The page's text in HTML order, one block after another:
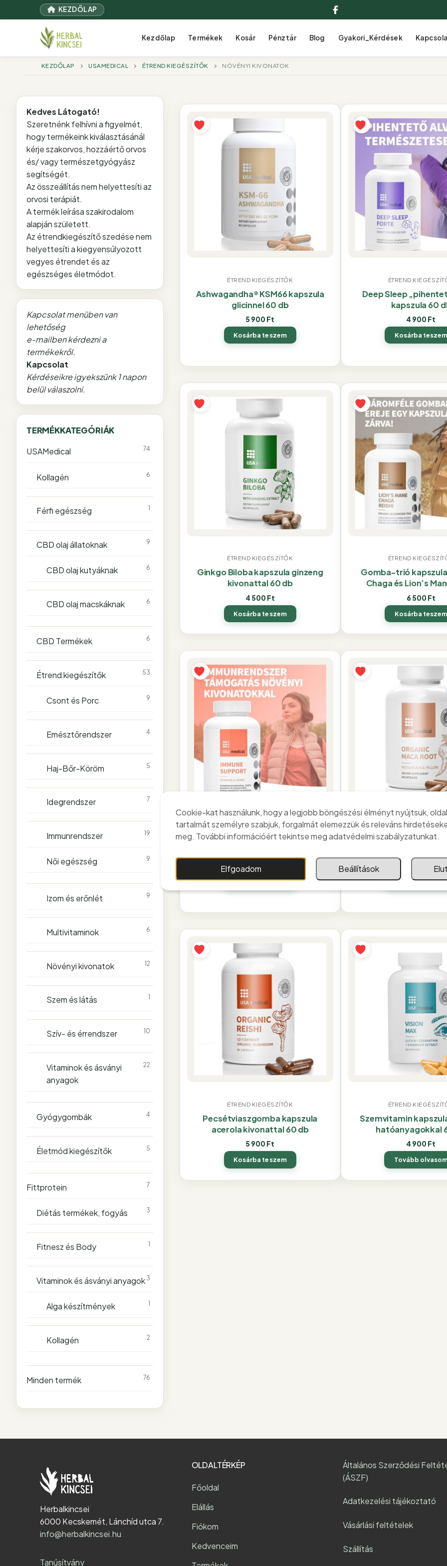
a
KEZDŐLAP
Facebook
Kezdőlap Termékek Kosár Pénztár Blog Gyakori_Kérdések
KEZDŐLAP USAMEDICAL ÉTREND KIEGÉSZÍTŐK NÖVÉNYI KIVONATOK
ÉTREND KIEGÉSZÍTŐK
Ashwagandha® KSM66 kapszula
glicinnel 60 db
5 900 Ft
Kosárba teszem
ÉTREND
Deep Sleep
kapszula 60
4 900 Ft
Kosárba teszem
ÉTREND KIEGÉSZÍTŐK
Ginkgo Biloba kapszula ginzeng
kivonattal 60 db
4 500 Ft
Kosárba teszem
ÉTREND
Gomba-trió kapszula
Chaga és Lion’s
6 500 Ft
Kosárba teszem
ÉTREND KIEGÉSZÍTŐK
Immunerősítés gyógynövény
5 900
Kosárba teszem
ÉTREND
Organikus maca
Ft
Kosárba
ÉTREND KIEGÉSZÍTŐK
Pecsétviaszgomba kapszula
acerola kivonattal 60 db
5 900 Ft
Kosárba teszem
ÉTREND
Szemvitamin
hatóanyagokkal
4 900 Ft
Tovább
Kedves Látogató!
Szeretnénk felhívni a figyelmét,
hogy termékeink kiválasztásánál
kérje szakorvos, hozzáértő orvos
és/ vagy természetgyógyász
segítségét.
Az összeállítás nem helyettesíti az
orvosi terápiát.
A termék leírása szakirodalom
alapján született.
Az étrendkiegészítő szedése nem
helyettesíti a kiegyensúlyozott
vegyes étrendet és az
egészséges életmódot.
Kapcsolat menüben van
lehetőség
e-mailben kérdezni a
termékekről.
Kapcsolat
Kérdéseikre igyekszünk 1 napon
belül válaszolni.
TERMÉKKATEGÓRIÁK
USAMedical
74
Kollagén 6
Férfi egészség 1
CBD olaj állatoknak 9
CBD olaj kutyáknak 6
CBD olaj macskáknak 6
CBD Termékek 6
Étrend kiegészítők 53
Csont és Porc 9
Emésztőrendszer 4
Haj-Bőr-Köröm 5
Idegrendszer 7
Immunrendszer 19
Női egészség 9
Izom és erőnlét 9
Multivitaminok 6
Növényi kivonatok 12
Szem és látás 1
Szív- és érrendszer 10
Vitaminok és ásványi
anyagok
22
Gyógygombák 4
Életmód kiegészítők 5
Fittprotein 7
Diétás termékek, fogyás 3
Fitnesz és Body 1
Vitaminok és ásványi anyagok 3
Alga készítmények 1
Kollagén 2
Minden termék 76
Herbalkincsei
6000 Kecskemét, Lánchíd utca 7.
info@herbalkincsei.hu
Tanúsítvány
OLDALTÉRKÉP
Főoldal
Elállás
Fiókom
Kedvenceim
Általános Szerződési
(ÁSZF)
Adatkezelési tájékoztató
Vásárlási feltételek
Szállítás
Cookie-kat használunk, hogy a legjobb böngészési élményt nyújtsuk,
tartalmát személyre szabjuk, forgalmát elemezzük és releváns
meg. További információért tekintse meg adatvédelmi szabályzatunkat.
Elfgoadom Beállítások